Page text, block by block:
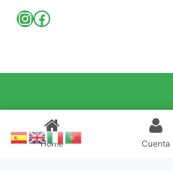
Instagram
Facebook
Home Cuenta